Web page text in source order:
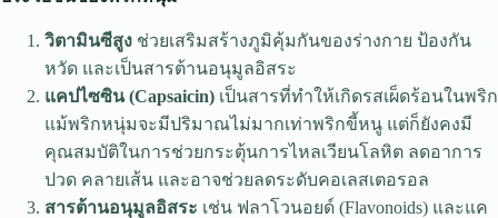
วิตามินซีสูง ช่วยเสริมสร้างภูมิคุ้มกันของร่างกาย ป้องกัน
หวัด และเป็นสารต้านอนุมูลอิสระ
แคปไซซิน (Capsaicin) เป็นสารที่ทำให้เกิดรสเผ็ดร้อนในพริก
แม้พริกหนุ่มจะมีปริมาณไม่มากเท่าพริกขี้หนู แต่ก็ยังคงมี
คุณสมบัติในการช่วยกระตุ้นการไหลเวียนโลหิต ลดอาการ
ปวด คลายเส้น และอาจช่วยลดระดับคอเลสเตอรอล
สารต้านอนุมูลอิสระ เช่น ฟลาโวนอยด์ (Flavonoids) และแค